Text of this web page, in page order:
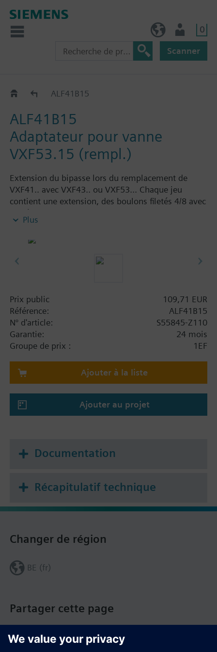
0
Scanner
Adaptateur (remplacement) pour VXF53..
ALF41B15
ALF41B15
Adaptateur pour vanne
VXF53.15 (rempl.)
Extension du bipasse lors du remplacement de
VXF41.. avec VXF43.. ou VXF53... Chaque jeu
contient une extension, des boulons filetés 4/8 avec
des écrous et un joint plat.
Plus
Prix public
109,71 EUR
Référence:
ALF41B15
N° d'article:
S55845-Z110
Garantie:
24 mois
Groupe de prix :
1EF
Ajouter à la liste
Ajouter au projet
Documentation
Récapitulatif technique
Partager cette page
Changer de région
BE (fr)